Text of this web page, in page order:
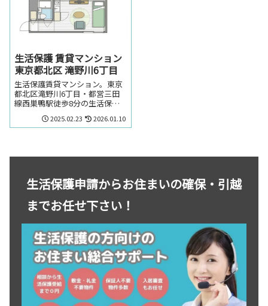
生活保護 賃貸マンション
東京都北区 滝野川6丁目
生活保護賃貸マンション。東京
都北区滝野川6丁目・都営三田
線西巣鴨駅徒歩8分の生活保護
の方でも賃貸可能なマンショ
ン。東京都北区滝野川6丁目・
2025.02.23 2026.01.10
生活保護申請からお住まいの確保・引越
までお任せ下さい！